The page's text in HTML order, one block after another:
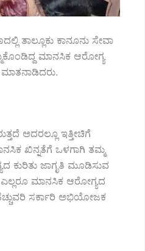
ತಾಲ್ಲೂಕು ಕಾನೂನು ಸೇವಾ
ಮಾನಸಿಕ ಆರೋಗ್ಯ
ಅದರಲ್ಲೂ ಇತ್ತೀಚಿಗೆ
ಖಿನ್ನತೆಗೆ ಒಳಗಾಗಿ ತಮ್ಮ
ಕುರಿತು ಜಾಗೃತಿ ಮೂಡಿಸುವ
ಎಲ್ಲರೂ ಮಾನಸಿಕ ಆರೋಗ್ಯದ
ಸರ್ಕಾರಿ ಅಭಿಯೋಜಕ